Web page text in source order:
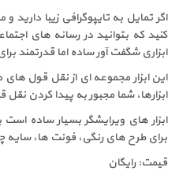
اگر تمایل به تایپوگرافی زیبا دارید
کنید که بتوانید در رسانه های
ابزاری شگفت آور ساده اما قدرتمند
این ابزار مجموعه ای از نقل قول های
ابزارها، شما مجبور به پیدا کردن
ابزار های ویرایشگر بسیار ساده
برای طرح های رنگی، فونت ها،
قیمت: رایگان